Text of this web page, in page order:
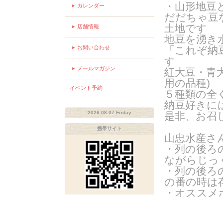
・山形地
だだちゃ豆
土地です
地豆を湧き
「これぞ
す
紅大豆・青
用の品種)
５種類の全
納豆好きに
是非、お召
山忠水産さ
・列の後
ながらじっ
・列の後
の番の時は
・オスス
カレンダー
店舗情報
お問い合わせ
メールマガジン
イベント予約
2026.08.07 Friday
携帯サイト